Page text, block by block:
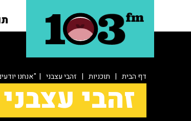
דף הבית | תוכניות | זהבי עצבני | "אנחנו
זהבי עצבני